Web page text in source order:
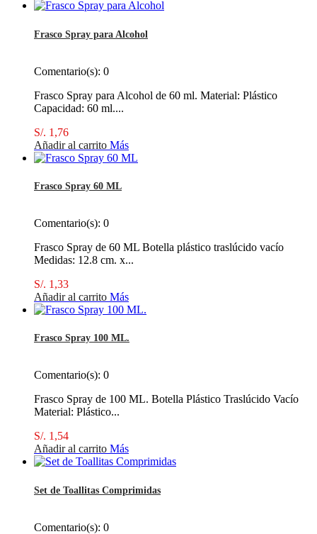
Frasco Spray para Alcohol
Comentario(s): 0
Frasco Spray para Alcohol de 60 ml. Material: Plástico
Capacidad: 60 ml....
S/. 1,76
Añadir al carrito Más
Frasco Spray 60 ML
Comentario(s): 0
Frasco Spray de 60 ML Botella plástico traslúcido vacío
Medidas: 12.8 cm. x...
S/. 1,33
Añadir al carrito Más
Frasco Spray 100 ML.
Comentario(s): 0
Frasco Spray de 100 ML. Botella Plástico Traslúcido Vacío
Material: Plástico...
S/. 1,54
Añadir al carrito Más
Set de Toallitas Comprimidas
Comentario(s): 0